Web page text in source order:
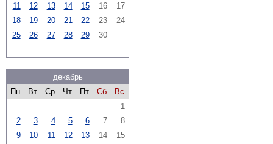
11
12 13 14 15 16
17
18
19 20 21 22 23
24
25
26 27 28 29 30
декабрь
Пн
Вт Ср Чт Пт Сб
Вс
1
2
3 4 5 6 7
8
9
10 11 12 13 14
15